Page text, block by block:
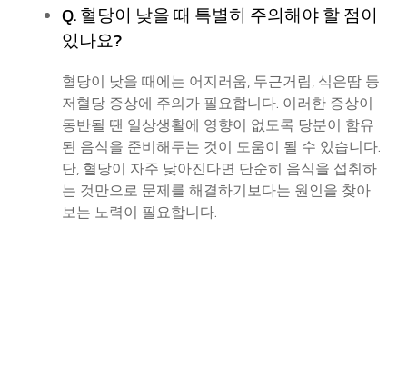
Q. 혈당이 낮을 때 특별히 주의해야 할 점이
있나요?
혈당이 낮을 때에는 어지러움, 두근거림, 식은땀 등
저혈당 증상에 주의가 필요합니다. 이러한 증상이
동반될 땐 일상생활에 영향이 없도록 당분이 함유
된 음식을 준비해두는 것이 도움이 될 수 있습니다.
단, 혈당이 자주 낮아진다면 단순히 음식을 섭취하
는 것만으로 문제를 해결하기보다는 원인을 찾아
보는 노력이 필요합니다.